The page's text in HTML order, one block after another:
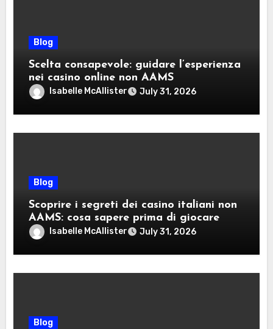
Blog
Scelta consapevole: guidare l’esperienza
nei casino online non AAMS
Isabelle McAllister July 31, 2026
Blog
Scoprire i segreti dei casino italiani non
AAMS: cosa sapere prima di giocare
Isabelle McAllister July 31, 2026
Blog